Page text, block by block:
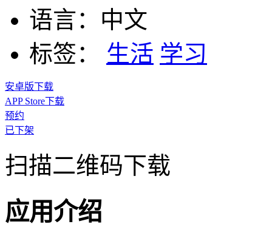
语言： 中文
标签：
生活 学习
安卓版下载
APP Store下载
预约
已下架
扫描二维码下载
应用介绍